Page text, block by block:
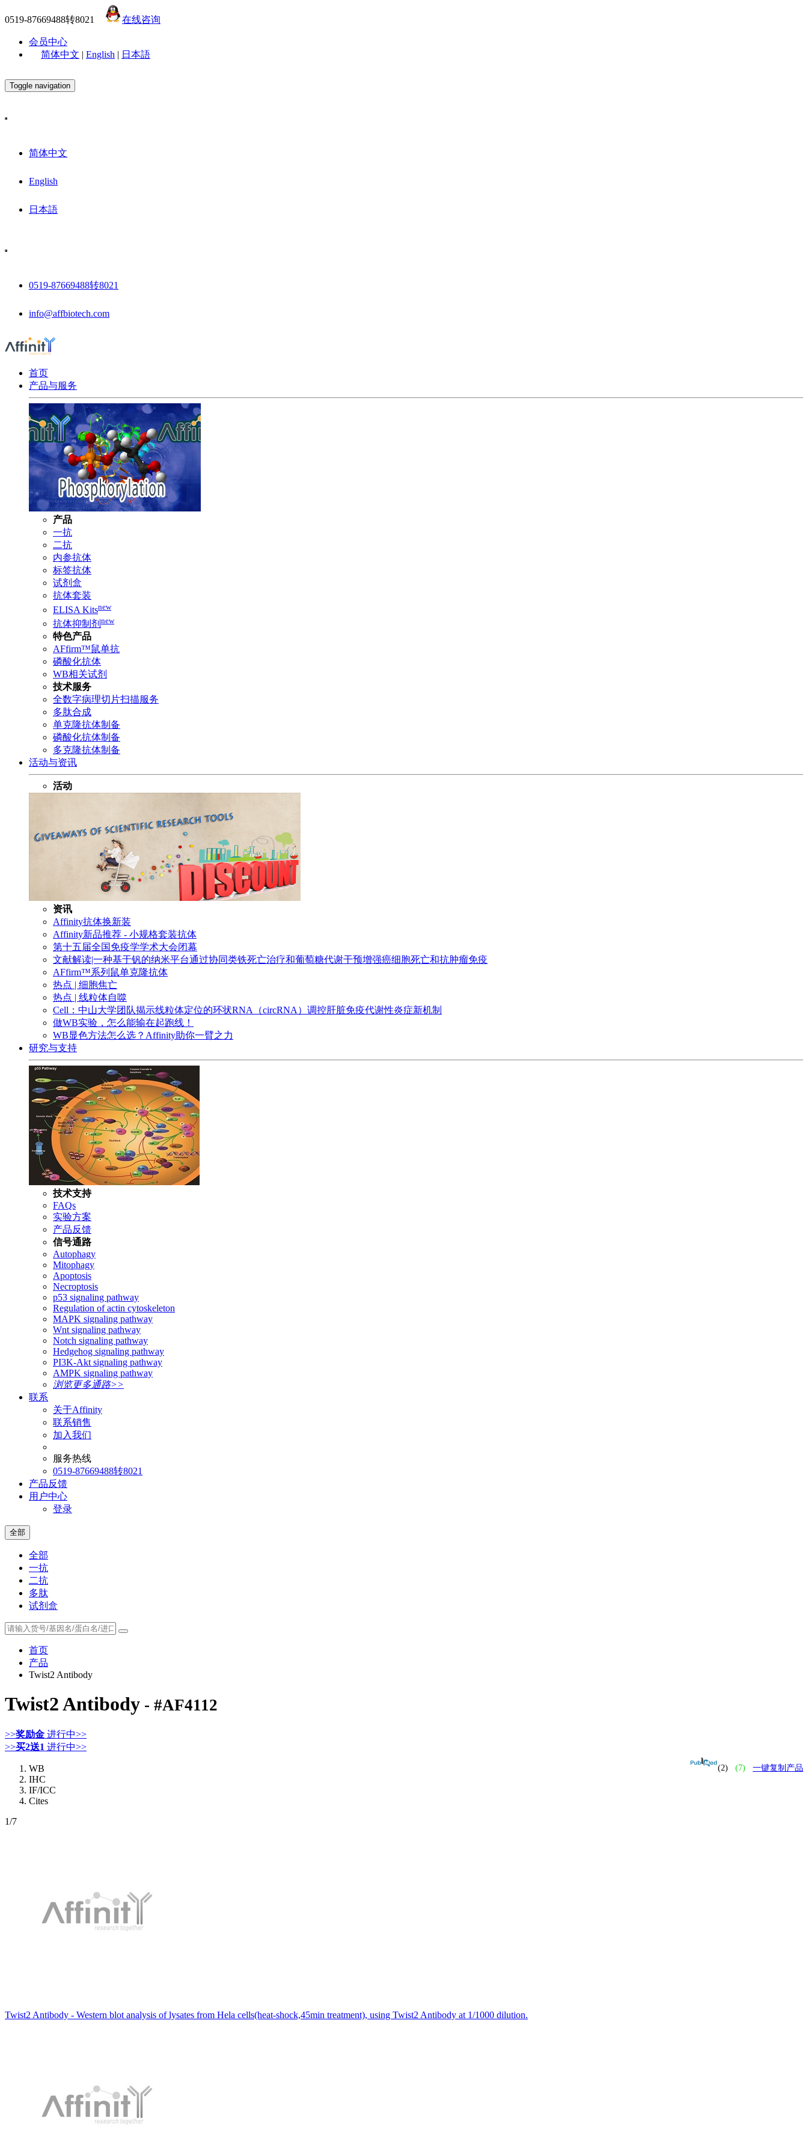
0519-87669488转8021 在线咨询
会员中心
简体中文 | English | 日本語
Toggle navigation
简体中文
English
日本語
0519-87669488转8021
info@affbiotech.com
首页
产品与服务
产品
一抗
二抗
内参抗体
标签抗体
试剂盒
抗体套装
ELISA Kitsnew
抗体抑制剂 new
特色产品
AFfirm™鼠单抗
磷酸化抗体
WB相关试剂
技术服务
全数字病理切片扫描服务
多肽合成
单克隆抗体制备
磷酸化抗体制备
多克隆抗体制备
活动与资讯
活动
资讯
Affinity抗体换新装
Affinity新品推荐 - 小规格套装抗体
第十五届全国免疫学学术大会闭幕
文献解读|一种基于钒的纳米平台通过协同类铁死亡治疗和葡萄糖代谢干预增强癌细胞死亡和抗肿瘤免疫
AFfirm™系列鼠单克隆抗体
热点 | 细胞焦亡
热点 | 线粒体自噬
Cell：中山大学团队揭示线粒体定位的环状RNA（circRNA）调控肝脏免疫代谢性炎症新机制
做WB实验，怎么能输在起跑线！
WB显色方法怎么选？Affinity助你一臂之力
研究与支持
技术支持
FAQs
实验方案
产品反馈
信号通路
Autophagy
Mitophagy
Apoptosis
Necroptosis
p53 signaling pathway
Regulation of actin cytoskeleton
MAPK signaling pathway
Wnt signaling pathway
Notch signaling pathway
Hedgehog signaling pathway
PI3K-Akt signaling pathway
AMPK signaling pathway
浏览更多通路>>
联系
关于Affinity
联系销售
加入我们
服务热线
0519-87669488转8021
产品反馈
用户中心
登录
全部
全部
一抗
二抗
多肽
试剂盒
首页
产品
Twist2 Antibody
Twist2 Antibody - #AF4112
>>奖励金 进行中>>
>>买2送1 进行中>>
(2) (7) 一键复制产品
WB
IHC
IF/ICC
Cites
1/7
Twist2 Antibody - Western blot analysis of lysates from Hela cells(heat-shock,45min treatment), using Twist2 Antibody at 1/1000 dilution.